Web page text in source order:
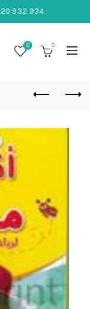
20 932 934
0 0